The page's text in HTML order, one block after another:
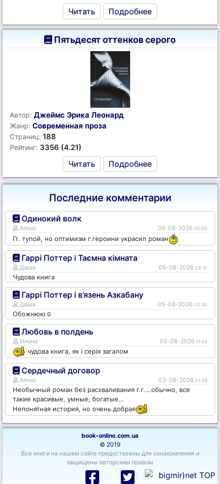
Читать Подробнее
Пятьдесят оттенков серого
Автор: Джеймс Эрика Леонард
Жанр: Современная проза
Страниц: 188
Рейтинг: 3356 (4.21)
Читать Подробнее
Последние комментарии
Одинокий волк
Annat 06-08-2026 00:00
Гг. тупой, но оптимизм г.героини украсил роман
Гаррі Поттер і Таємна кімната
Даша 05-08-2026 23:31
Чудова книга
Гаррі Поттер і в’язень Азкабану
Даша 05-08-2026 23:30
Обожнюю☺️
Любовь в полдень
Илона 05-08-2026 11:43
чудова книга, як і серія загалом
Сердечный договор
Annat 03-08-2026 21:29
Необычный роман без расхваливания г.г....обычно, все
такие красивые, умные, богатые...
Непонятная история, но очень добрая
book-online.com.ua
© 2019
Все книги на нашем сайте предоставены для ознакомления и
защищены авторским правом